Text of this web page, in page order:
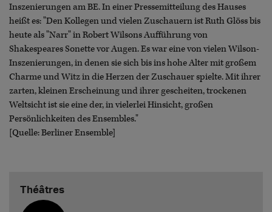
Inszenierungen am BE. In einer Pressemitteilung des Hauses
heißt es: "Den Kollegen und vielen Zuschauern ist Ruth Glöss bis
heute als "Narr" in Robert Wilsons Aufführung von
Shakespeares Sonette vor Augen. Es war eine von vielen Wilson-
Inszenierungen, in denen sie sich bis ins hohe Alter mit großem
Charme und Witz in die Herzen der Zuschauer spielte. Mit ihrer
zarten, kleinen Erscheinung und ihrer gescheiten, trockenen
Weltsicht ist sie eine der, in vielerlei Hinsicht, großen
Persönlichkeiten des Ensembles."
[Quelle: Berliner Ensemble]
Théâtres